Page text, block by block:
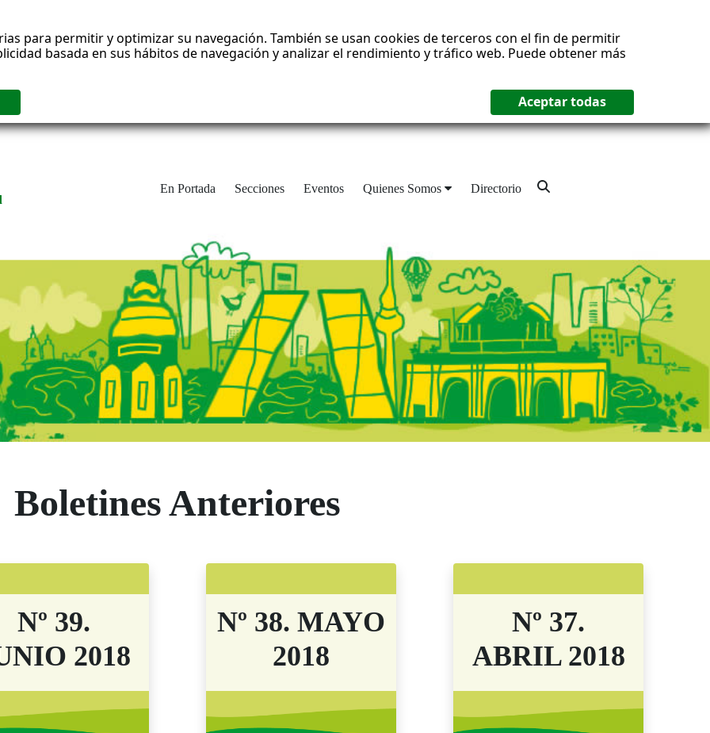
para permitir y optimizar su navegación. También se usan cookies de terceros con el fin de permitir
basada en sus hábitos de navegación y analizar el rendimiento y tráfico web. Puede obtener más
En Portada Secciones Eventos Quienes Somos Directorio
de Madrid -
Boletines Anteriores
Nº 39.
2018
Nº 38. MAYO
2018
Nº 37.
ABRIL 2018